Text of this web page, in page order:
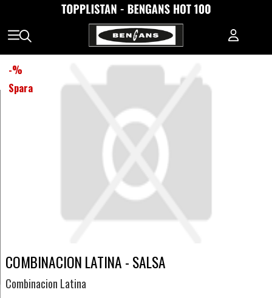
-%
Spara
COMBINACION LATINA - SALSA
Combinacion Latina